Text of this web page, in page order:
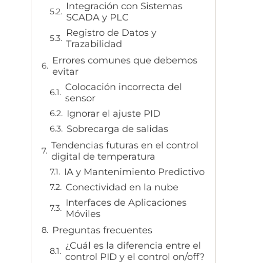
Integración con Sistemas
SCADA y PLC
Registro de Datos y
Trazabilidad
Errores comunes que debemos
evitar
Colocación incorrecta del
sensor
Ignorar el ajuste PID
Sobrecarga de salidas
Tendencias futuras en el control
digital de temperatura
IA y Mantenimiento Predictivo
Conectividad en la nube
Interfaces de Aplicaciones
Móviles
Preguntas frecuentes
¿Cuál es la diferencia entre el
control PID y el control on/off?